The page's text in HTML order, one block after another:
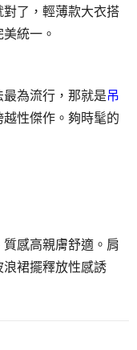
了，輕薄款大衣搭
統一。
為流行，那就是吊
性傑作。夠時髦的
感高親膚舒適。肩
裙擺釋放性感誘